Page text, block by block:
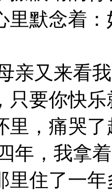
里默念着
又来看我
只要你快
里，痛哭了
，我拿着
里住了一